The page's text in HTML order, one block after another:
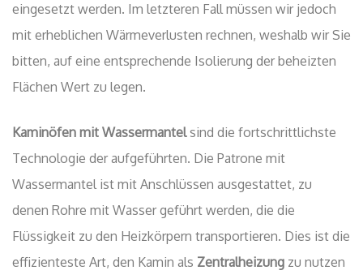
eingesetzt werden. Im letzteren Fall müssen wir jedoch
mit erheblichen Wärmeverlusten rechnen, weshalb wir Sie
bitten, auf eine entsprechende Isolierung der beheizten
Flächen Wert zu legen.
Kaminöfen mit Wassermantelsind die fortschrittlichste
Technologie der aufgeführten. Die Patrone mit
Wassermantel ist mit Anschlüssen ausgestattet, zu
denen Rohre mit Wasser geführt werden, die die
Flüssigkeit zu den Heizkörpern transportieren. Dies ist die
effizienteste Art, den Kamin als Zentralheizung zu nutzen